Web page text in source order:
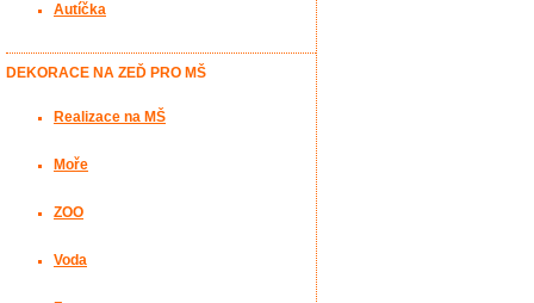
Autíčka
DEKORACE NA ZEĎ PRO MŠ
Realizace na MŠ
Moře
ZOO
Voda